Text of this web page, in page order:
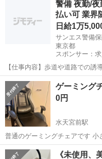
警備 夜勤/夜
払い可 業界
日給1万
サンエス警備
東京都
スポンサー：
【仕事内容】歩道や道路での
用される車両や歩行者の方が安
導してください。 勤務地へは
寧な研修20hで基本的な知識を...
アルバイト・パート
ゲーミング
0円
水天宮前駅
普通のゲーミングチェアです
とりにきていただける方でお願
東京 中央区 水天宮前駅
《未使用